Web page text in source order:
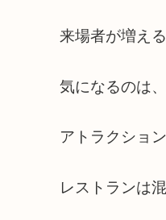
来場者が増え
気になるのは
アトラクショ
レストランは